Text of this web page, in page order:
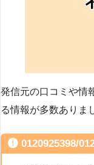
発信元の口コミや情
る情報が多数ありま
0120925398/